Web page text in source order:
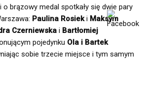
o brązowy medal spotkały się dwie pary
Paulina Rosieki Maksym
Czerniewska i Bartłomiej
pojedynku Ola i Bartek
sobie trzecie miejsce i tym samym